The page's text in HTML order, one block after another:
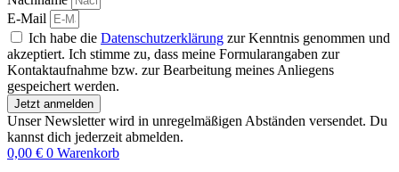
E-Mail
Ich habe die Datenschutzerklärung zur Kenntnis genommen und
akzeptiert. Ich stimme zu, dass meine Formularangaben zur
Kontaktaufnahme bzw. zur Bearbeitung meines Anliegens
gespeichert werden.
Jetzt anmelden
Unser Newsletter wird in unregelmäßigen Abständen versendet. Du
kannst dich jederzeit abmelden.
0,00 € 0 Warenkorb